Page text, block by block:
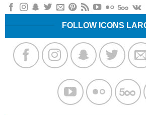
FOLLOW ICONS